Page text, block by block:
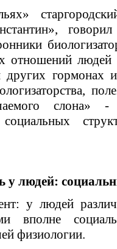
отношений людей
других гормонах
слона»
у людей:
у людей
вполне
физиологии.